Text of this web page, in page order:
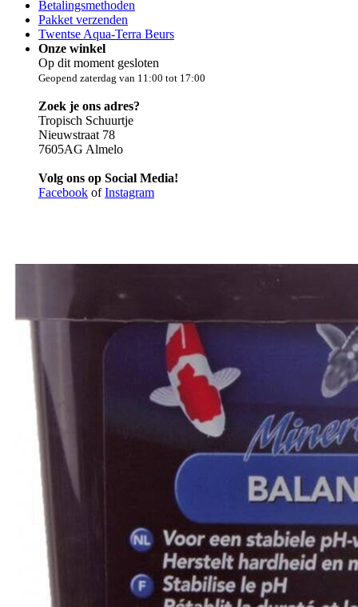
Betalingsmethoden
Pakket verzenden
Twentse Aqua-Terra Beurs
Onze winkel
Op dit moment gesloten
Geopend zaterdag van 11:00 tot 17:00
Zoek je ons adres?
Tropisch Schuurtje
Nieuwstraat 78
7605AG Almelo
Volg ons op Social Media!
Facebook ofInstagram